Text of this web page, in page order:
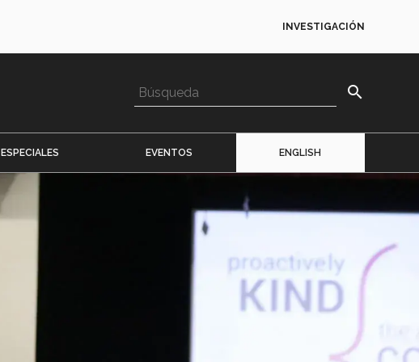
INVESTIGACIÓN
search
ESPECIALES EVENTOS ENGLISH